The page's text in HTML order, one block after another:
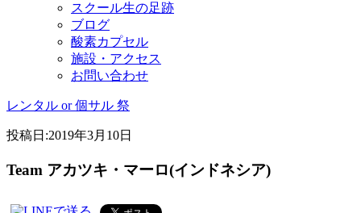
スクール生の足跡
ブログ
酸素カプセル
施設・アクセス
お問い合わせ
レンタル or 個サル 祭
投稿日:2019年3月10日
Team アカツキ・マーロ(インドネシア)